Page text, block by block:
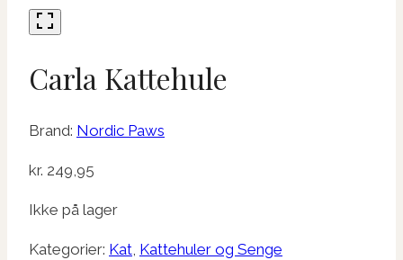
Carla Kattehule
Brand: Nordic Paws
kr. 249,95
Ikke på lager
Kategorier: Kat, Kattehuler og Senge